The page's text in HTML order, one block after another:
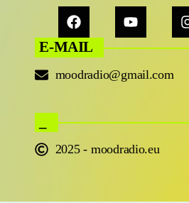
E-MAIL
moodradio@gmail.com
2025 - moodradio.eu